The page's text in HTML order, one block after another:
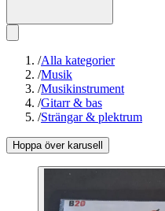
/Alla kategorier
/Musik
/Musikinstrument
/Gitarr & bas
/Strängar & plektrum
Hoppa över karusell